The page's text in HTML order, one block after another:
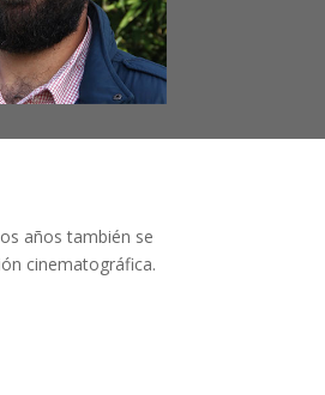
años también se
cinematográfica.